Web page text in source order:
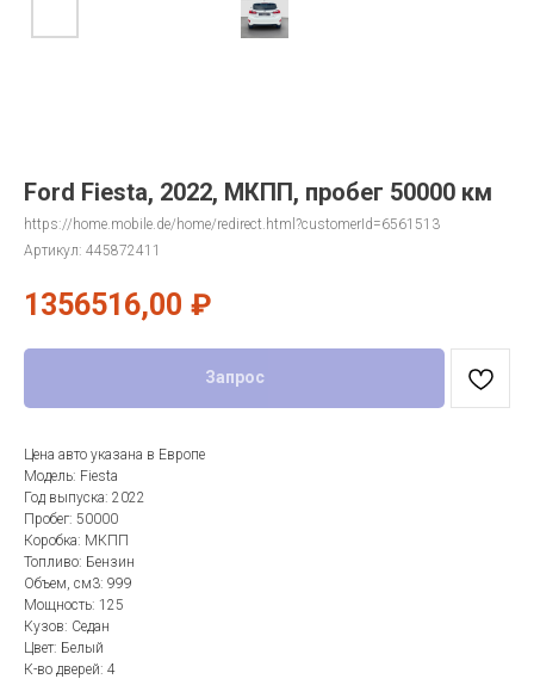
Ford Fiesta, 2022, МКПП, пробег 50000 км
https://home.mobile.de/home/redirect.html?customerId=6561513
Артикул: 445872411
1356516,00 ₽
Запрос
Цена авто указана в Европе
Модель: Fiesta
Год выпуска: 2022
Пробег: 50000
Коробка: МКПП
Топливо: Бензин
Объем, см3: 999
Мощность: 125
Кузов: Седан
Цвет: Белый
К-во дверей: 4